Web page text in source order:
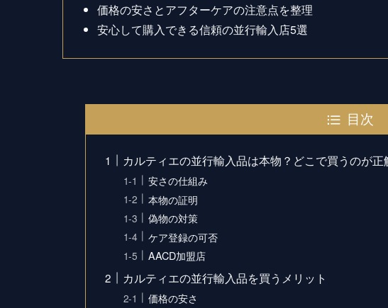
価格の安さとアフターケアの注意点を整理
安心して購入できる信頼の並行輸入店5選
目次
カルティエの並行輸入品は本物？どこで買うのが正
安さの仕組み
本物の証明
偽物の対策
ケア登録の可否
AACD加盟店
カルティエの並行輸入品を買うメリット
価格の安さ